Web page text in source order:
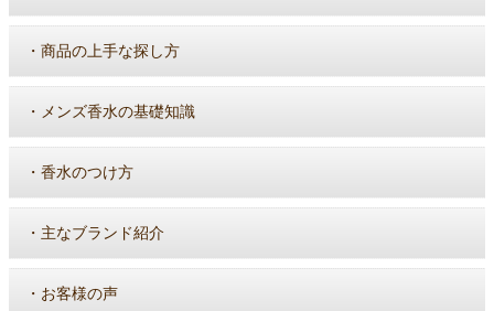
・ 商品の上手な探し方
・ メンズ香水の基礎知識
・ 香水のつけ方
・ 主なブランド紹介
・ お客様の声